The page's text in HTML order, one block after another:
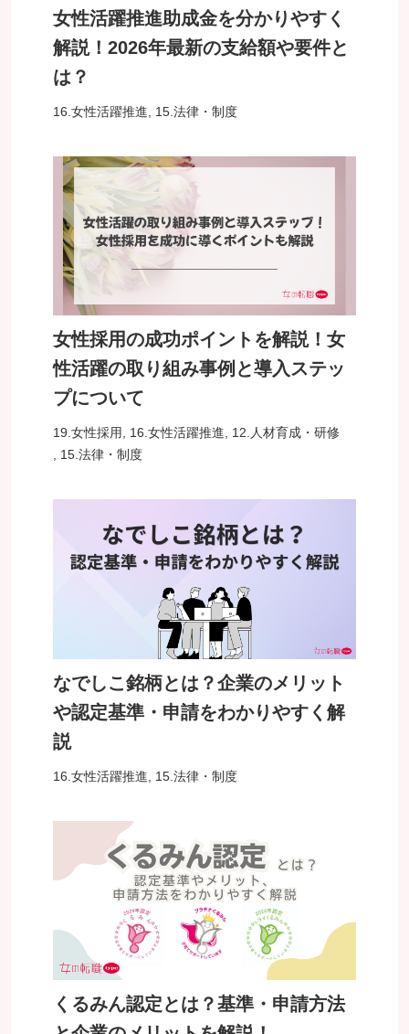
女性活躍推進助成金を分かりやすく
解説！2026年最新の支給額や要件と
は？
16.女性活躍推進 15.法律・制度
女性採用の成功ポイントを解説！女
性活躍の取り組み事例と導入ステッ
プについて
19.女性採用, 16.女性活躍推進, 12.人材育成・研修
, 15.法律・制度
なでしこ銘柄とは？企業のメリット
や認定基準・申請をわかりやすく解
説
16.女性活躍推進 15.法律・制度
くるみん認定とは？基準・申請方法